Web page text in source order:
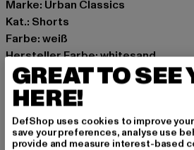
Marke: Urban Classics
Kat.: Shorts
Farbe: weiß
Hersteller Farbe: whitesand
Materialzusammensetzung: 70%
Polyester
Art.Nr: TB6665-02903
Hersteller: TB International GmbH
GREAT TO SEE
HERE!
DefShop uses cookies to improve
save your preferences, analyse use
provide and measure interest-based